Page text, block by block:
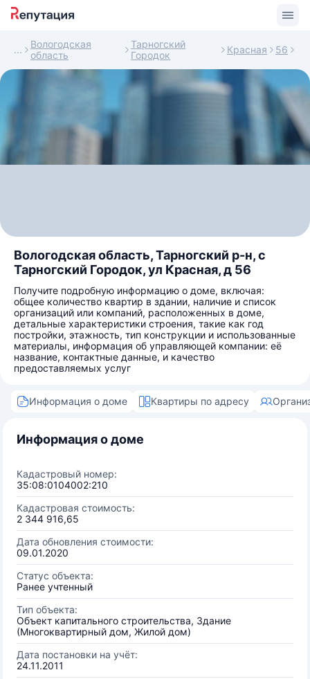
Вологодская
область
Тарногский
Городок
Красная 56
Вологодская область, Тарногский р-н, с
Тарногский Городок, ул Красная, д 56
Получите подробную информацию о доме, включая:
общее количество квартир в здании, наличие и список
организаций или компаний, расположенных в доме,
детальные характеристики строения, такие как год
постройки, этажность, тип конструкции и использованные
материалы, информация об управляющей компании: её
название, контактные данные, и качество
предоставляемых услуг
Информация о доме Квартиры по адресу
Информация о доме
Кадастровый номер:
35:08:0104002:210
Кадастровая стоимость:
2 344 916,65
Дата обновления стоимости:
09.01.2020
Статус объекта:
Ранее учтенный
Тип объекта:
Объект капитального строительства, Здание
(Многоквартирный дом, Жилой дом)
Дата постановки на учёт:
24.11.2011